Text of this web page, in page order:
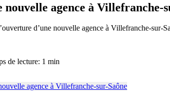
agence à Villefranche-
d’une nouvelle agence à Villefranche-sur-
de lecture: 1 min